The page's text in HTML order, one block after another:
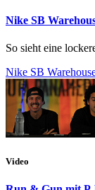
Nike SB
So sieht eine
Nike SB
Video